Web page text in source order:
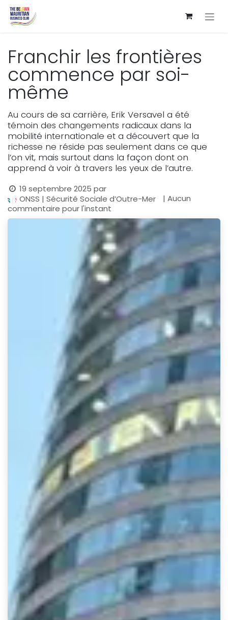
Se rendre au contenu
Franchir les frontières
commence par soi-
même
Au cours de sa carrière, Erik Versavel a été
témoin des changements radicaux dans la
mobilité internationale et a découvert que la
richesse ne réside pas seulement dans ce que
l’on vit, mais surtout dans la façon dont on
apprend à voir à travers les yeux de l’autre.
19 septembre 2025 par
ONSS | Sécurité Sociale d’Outre-Mer
| Aucun
commentaire pour l'instant